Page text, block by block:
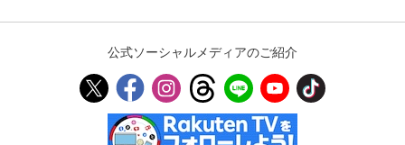
サイト内の閲覧履歴を確認できます。履歴
の削除も可能です。
サイト内で表示される作品の表示制限が可
能です。5段階の年齢区分から選択できま
す。
公式ソーシャルメディアのご紹介